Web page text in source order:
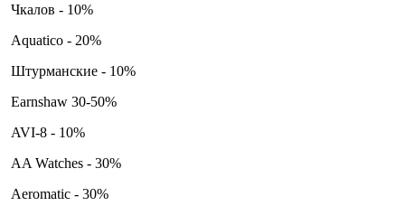
Чкалов - 10%
Aquatico - 20%
Штурманские - 10%
Earnshaw 30-50%
AVI-8 - 10%
AA Watches - 30%
Aeromatic - 30%